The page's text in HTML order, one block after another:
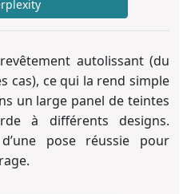
autolissant (du
cas), ce qui la rend simple
un large panel de teintes
à différents designs.
pose réussie pour